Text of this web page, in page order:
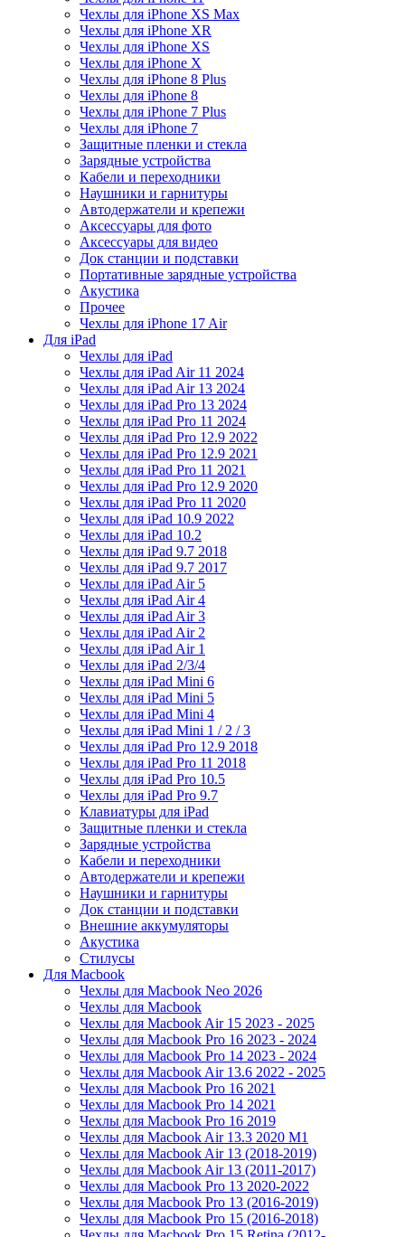
Чехлы для iPhone XS Max
Чехлы для iPhone XR
Чехлы для iPhone XS
Чехлы для iPhone X
Чехлы для iPhone 8 Plus
Чехлы для iPhone 8
Чехлы для iPhone 7 Plus
Чехлы для iPhone 7
Защитные пленки и стекла
Зарядные устройства
Кабели и переходники
Наушники и гарнитуры
Автодержатели и крепежи
Аксессуары для фото
Аксессуары для видео
Док станции и подставки
Портативные зарядные устройства
Акустика
Прочее
Чехлы для iPhone 17 Air
Для iPad
Чехлы для iPad
Чехлы для iPad Air 11 2024
Чехлы для iPad Air 13 2024
Чехлы для iPad Pro 13 2024
Чехлы для iPad Pro 11 2024
Чехлы для iPad Pro 12.9 2022
Чехлы для iPad Pro 12.9 2021
Чехлы для iPad Pro 11 2021
Чехлы для iPad Pro 12.9 2020
Чехлы для iPad Pro 11 2020
Чехлы для iPad 10.9 2022
Чехлы для iPad 10.2
Чехлы для iPad 9.7 2018
Чехлы для iPad 9.7 2017
Чехлы для iPad Air 5
Чехлы для iPad Air 4
Чехлы для iPad Air 3
Чехлы для iPad Air 2
Чехлы для iPad Air 1
Чехлы для iPad 2/3/4
Чехлы для iPad Mini 6
Чехлы для iPad Mini 5
Чехлы для iPad Mini 4
Чехлы для iPad Mini 1 / 2 / 3
Чехлы для iPad Pro 12.9 2018
Чехлы для iPad Pro 11 2018
Чехлы для iPad Pro 10.5
Чехлы для iPad Pro 9.7
Клавиатуры для iPad
Защитные пленки и стекла
Зарядные устройства
Кабели и переходники
Автодержатели и крепежи
Наушники и гарнитуры
Док станции и подставки
Внешние аккумуляторы
Акустика
Стилусы
Для Macbook
Чехлы для Macbook Neo 2026
Чехлы для Macbook
Чехлы для Macbook Air 15 2023 - 2025
Чехлы для Macbook Pro 16 2023 - 2024
Чехлы для Macbook Pro 14 2023 - 2024
Чехлы для Macbook Air 13.6 2022 - 2025
Чехлы для Macbook Pro 16 2021
Чехлы для Macbook Pro 14 2021
Чехлы для Macbook Pro 16 2019
Чехлы для Macbook Air 13.3 2020 M1
Чехлы для Macbook Air 13 (2018-2019)
Чехлы для Macbook Air 13 (2011-2017)
Чехлы для Macbook Pro 13 2020-2022
Чехлы для Macbook Pro 13 (2016-2019)
Чехлы для Macbook Pro 15 (2016-2018)